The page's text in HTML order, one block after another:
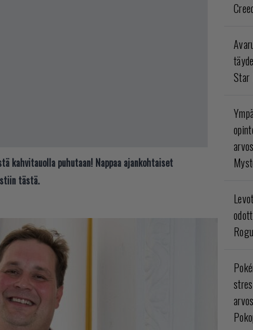
kahvitauolla puhutaan! Nappaa ajankohtaiset
tästä.
Star